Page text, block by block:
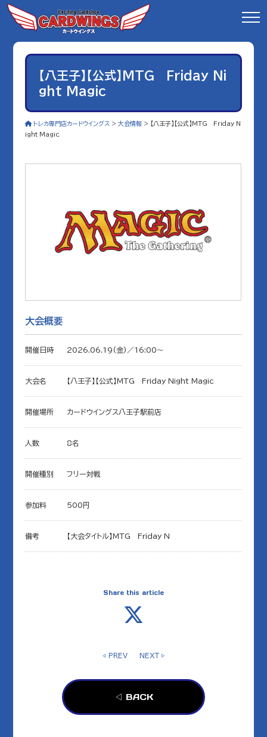
【八王子】【公式】MTG Friday Ni
ght Magic
トレカ専門店カードウイングス >大会情報 > 【八王子】【公式】MTG Friday N
ight Magic
大会概要
開催日時 2026.06.19(金)／16:00〜
大会名 【八王子】【公式】MTG Friday Night Magic
開催場所 カードウイングス八王子駅前店
人数 8名
開催種別 フリー対戦
参加料 500円
備考 【大会タイトル】MTG Friday N
Share this article
◁ PREV NEXT ▷
◁ BACK